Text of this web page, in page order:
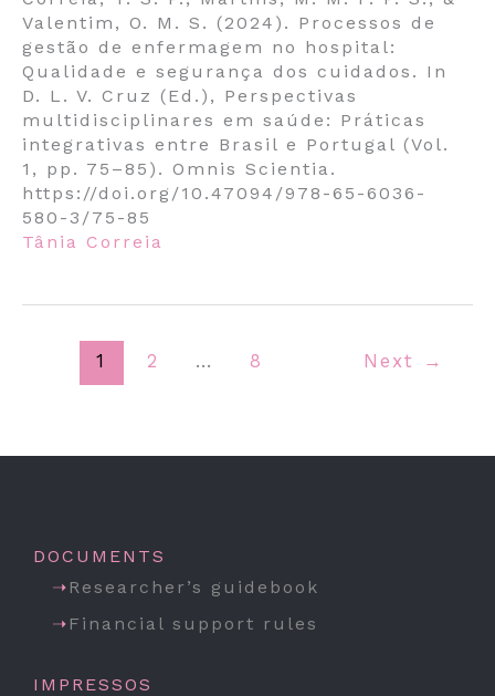
Valentim, O. M. S. (2024). Processos de
gestão de enfermagem no hospital:
Qualidade e segurança dos cuidados. In
D. L. V. Cruz (Ed.), Perspectivas
multidisciplinares em saúde: Práticas
integrativas entre Brasil e Portugal (Vol.
1, pp. 75–85). Omnis Scientia.
https://doi.org/10.47094/978-65-6036-
580-3/75-85
Tânia Correia
1 2 … 8 Next →
DOCUMENTS
Researcher’s guidebook
Financial support rules
IMPRESSOS